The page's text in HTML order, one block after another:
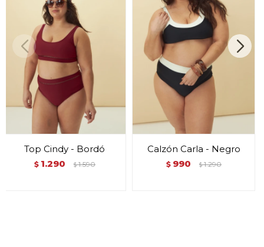
Top Cindy - Bordó
$ 1.290 $ 1.590
Calzón Carla - Negro
$ 990 $ 1.290